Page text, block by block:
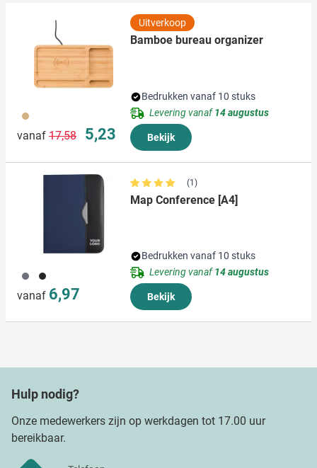
823
vanaf Normale prijs
17,58 Speciale prijs
5,23
Uitverkoop
Bamboe bureau organizer
Bedrukken vanaf 10 stuks
Levering vanaf14 augustus
Bekijk
003 005
vanaf 6,97
(1)
Map Conference [A4]
Bedrukken vanaf 10 stuks
Levering vanaf14 augustus
Bekijk
Hulp nodig?
Onze medewerkers zijn op werkdagen tot 17.00 uur
bereikbaar.